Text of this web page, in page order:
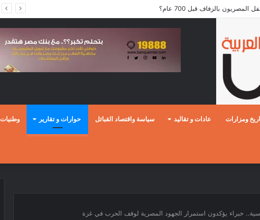
المصريون بالزفاف قبل 700 عام؟
ومزارات عادات و تقاليد سياسة واقتصاد القبائل حوارات و تقارير وطنيات
خبراء يؤكدون استمرار الجهود المصرية لوقف الحرب في غزة